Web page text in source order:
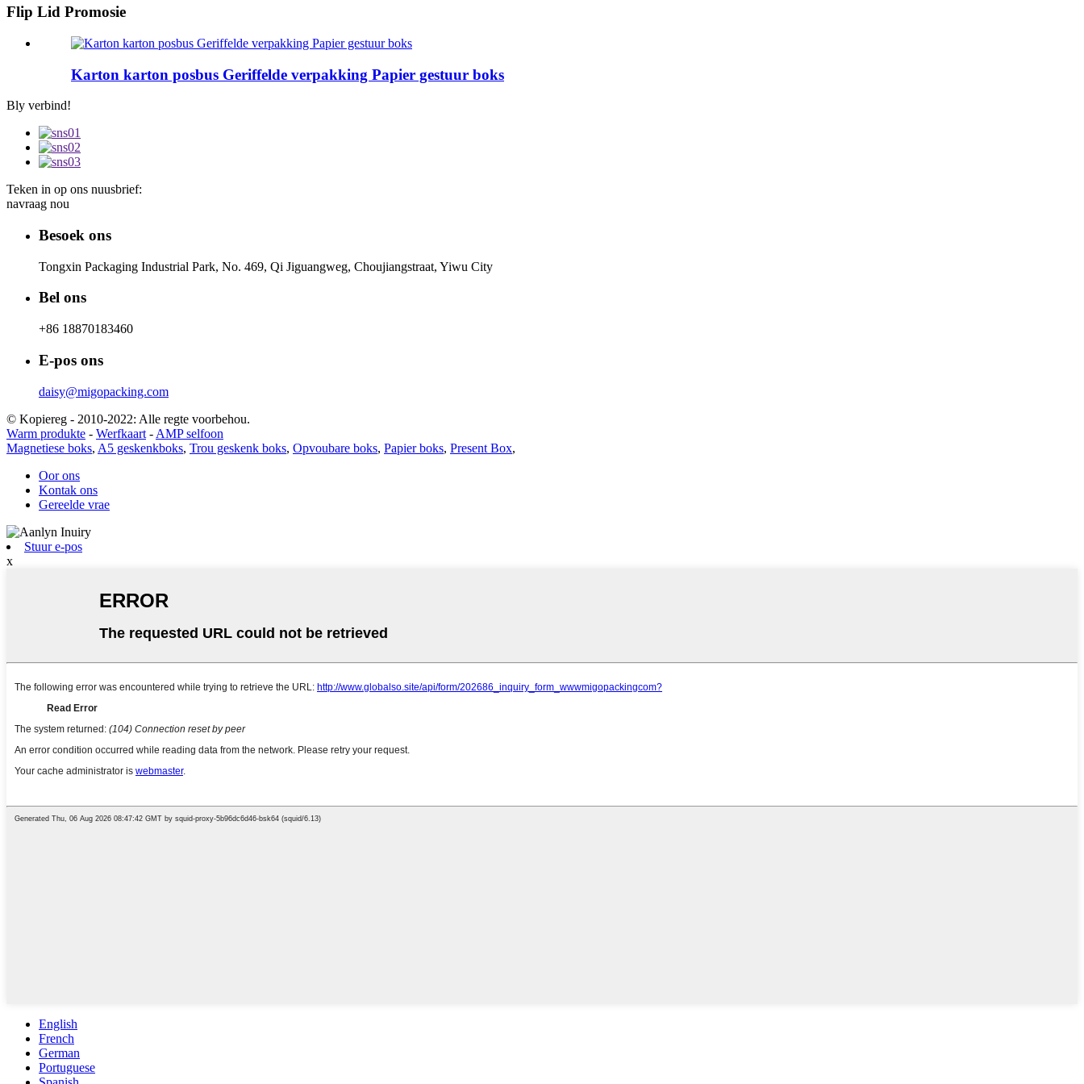
Flip Lid Promosie
Karton karton posbus Geriffelde verpakking Papier gestuur boks
Bly verbind!
Teken in op ons nuusbrief:
navraag nou
Besoek ons
Tongxin Packaging Industrial Park, No. 469, Qi Jiguangweg, Choujiangstraat, Yiwu City
Bel ons
+86 18870183460
E-pos ons
daisy@migopacking.com
© Kopiereg - 2010-2022: Alle regte voorbehou.
Warm produkte - Werfkaart - AMP selfoon
Magnetiese boks, A5 geskenkboks, Trou geskenk boks, Opvoubare boks, Papier boks, Present Box,
Oor ons
Kontak ons
Gereelde vrae
Stuur e-pos
x
English
French
German
Portuguese